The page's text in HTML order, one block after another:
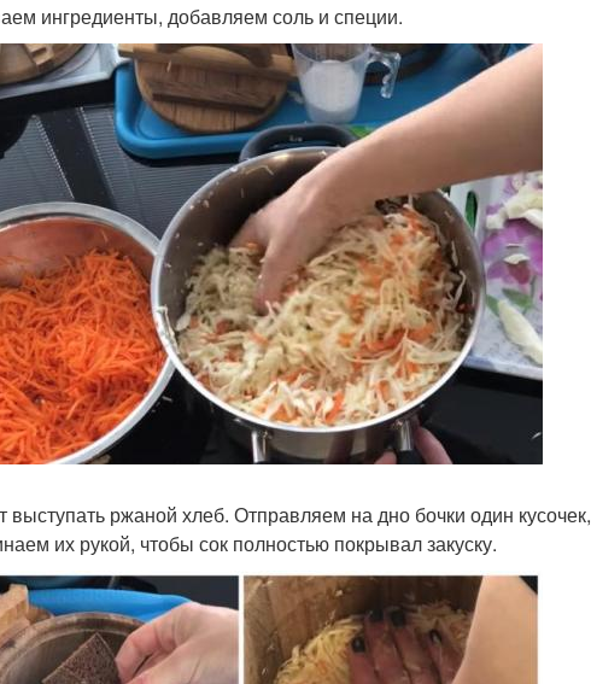
ингредиенты, добавляем соль и специи.
выступать ржаной хлеб. Отправляем на дно бочки один
их рукой, чтобы сок полностью покрывал закуску.